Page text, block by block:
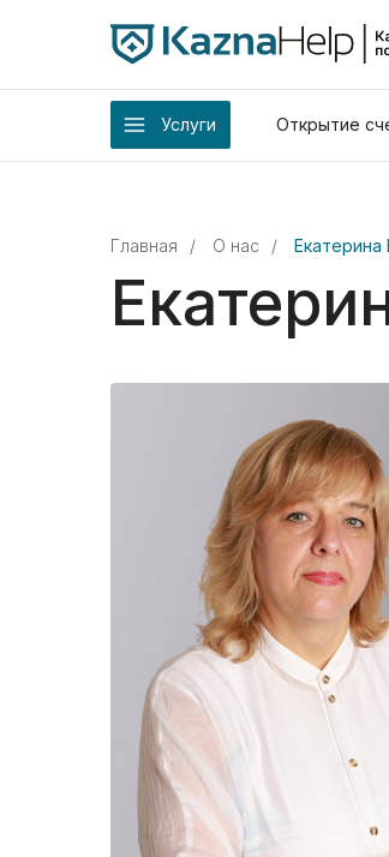
Услуги Открытие
Главная / О нас / Екатерина